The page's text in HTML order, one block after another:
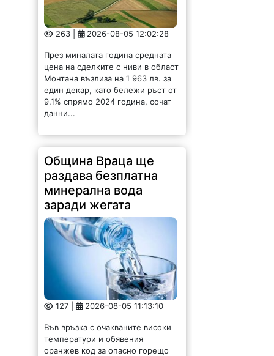
263 | 2026-08-05 12:02:28
През миналата година средната
цена на сделките с ниви в област
Монтана възлиза на 1 963 лв. за
един декар, като бележи ръст от
9.1% спрямо 2024 година, сочат
данни...
Община Враца ще
раздава безплатна
минерална вода
заради жегата
127 | 2026-08-05 11:13:10
Във връзка с очакваните високи
температури и обявения
оранжев код за опасно горещо